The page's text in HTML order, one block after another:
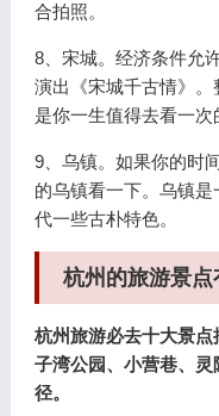
合拍照。
8、宋城。经济条件允
演出《宋城千古情》。
是你一生值得去看一次
9、乌镇。如果你的时
的乌镇看一下。乌镇
代一些古朴特色。
杭州的旅游景点
杭州旅游必去十大景
子湾公园、小营巷、
径。